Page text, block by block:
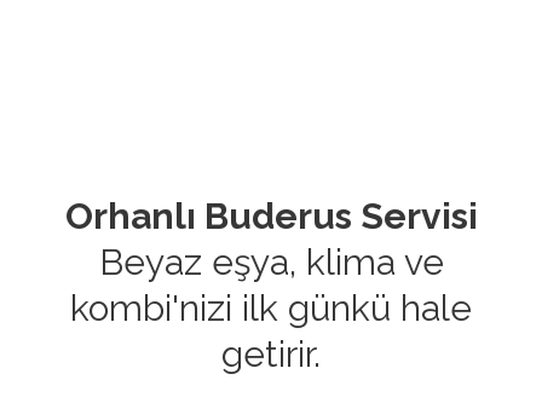
Orhanlı Buderus Servisi
Beyaz eşya, klima ve
kombi'nizi ilk günkü hale
getirir.